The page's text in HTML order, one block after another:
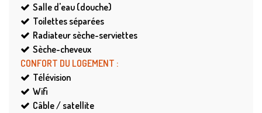
Salle d'eau (douche)
Toilettes séparées
Radiateur sèche-serviettes
Sèche-cheveux
CONFORT DU LOGEMENT :
Télévision
Wifi
Câble / satellite